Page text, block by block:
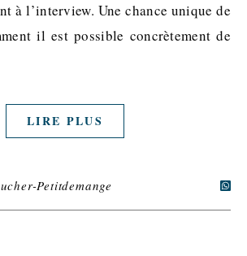
à l’interview. Une chance unique de
il est possible concrètement de
LIRE PLUS
Petitdemange